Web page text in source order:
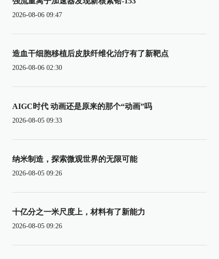
2026-08-06 09:47
造血干细胞移植后皮肤纤维化治疗有了新靶点
2026-08-06 02:30
AIGC时代 动画还是原来的那个“动画”吗
2026-08-05 09:33
纳米制造，探索微观世界的无限可能
2026-08-05 09:26
十亿分之一米尺度上，材料有了新能力
2026-08-05 09:26